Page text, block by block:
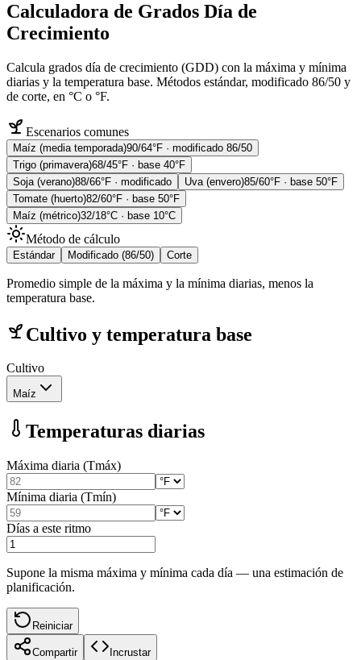
Calculadora de Grados Día de
Crecimiento
Calcula grados día de crecimiento (GDD) con la máxima y mínima
diarias y la temperatura base. Métodos estándar, modificado 86/50 y
de corte, en °C o °F.
Escenarios comunes
Maíz (media temporada)90/64°F · modificado 86/50
Trigo (primavera)68/45°F · base 40°F
Soja (verano)88/66°F · modificado Uva (envero)85/60°F · base 50°F
Tomate (huerto)82/60°F · base 50°F
Maíz (métrico)32/18°C · base 10°C
Método de cálculo
Estándar Modificado (86/50) Corte
Promedio simple de la máxima y la mínima diarias, menos la
temperatura base.
Cultivo y temperatura base
Cultivo
Maíz
Temperaturas diarias
Máxima diaria (Tmáx)
Mínima diaria (Tmín)
Días a este ritmo
Supone la misma máxima y mínima cada día — una estimación de
planificación.
Reiniciar
Compartir Incrustar